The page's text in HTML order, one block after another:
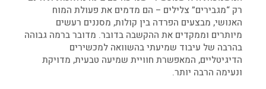
רק “מגבירים” צלילים – הם מדמים את פעולת המוח
האנושי, מבצעים הפרדה בין קולות, מסננים רעשים
מיותרים וממקדים את ההקשבה בדובר. מדובר ברמה גבוהה
בהרבה של עיבוד שמיעתי בהשוואה למכשירים
הדיגיטליים, המאפשרת חוויית שמיעה טבעית, מדויקת
ונעימה הרבה יותר.